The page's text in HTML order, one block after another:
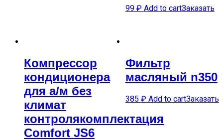
99 ₽ Add to cartЗаказать
Компрессор
кондиционера
для а/м без
климат
контролякомплектация
Comfort JS6
Фильтр
масляный n350
385 ₽ Add to cartЗаказать